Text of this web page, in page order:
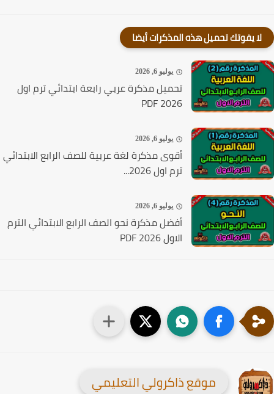
لا يفوتك تحميل هذه المذكرات أيضا
يوليو 6, 2026
تحميل مذكرة عربي رابعة ابتدائي ترم اول
2026 PDF
يوليو 6, 2026
أقوى مذكرة لغة عربية للصف الرابع الابتدائي
ترم اول 2026...
يوليو 6, 2026
أفضل مذكرة نحو الصف الرابع الابتدائي الترم
الاول 2026 PDF
موقع ذاكرولي التعليمي